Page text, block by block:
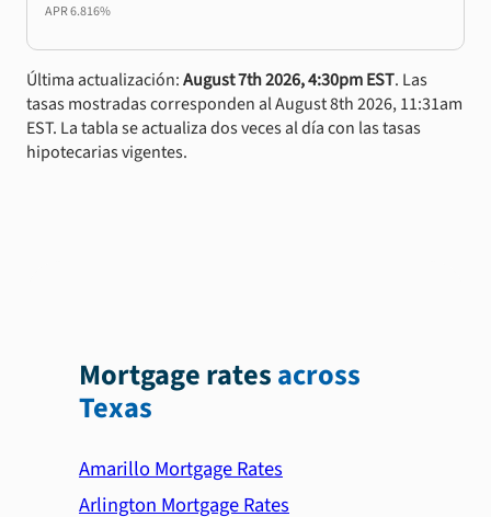
APR6.816%
Última actualización:August 7th 2026, 4:30pm EST. Las
tasas mostradas corresponden al August 8th 2026, 11:31am
EST. La tabla se actualiza dos veces al día con las tasas
hipotecarias vigentes.
Mortgage ratesacross
Texas
Amarillo Mortgage Rates
Arlington Mortgage Rates